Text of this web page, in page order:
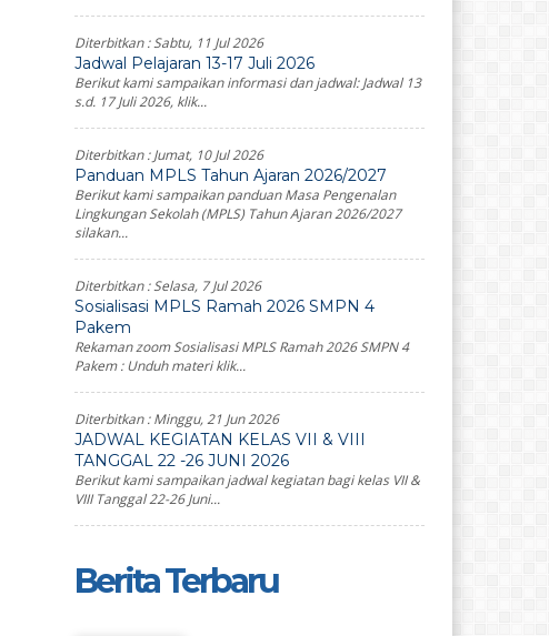
Diterbitkan :Sabtu, 11 Jul 2026
Jadwal Pelajaran 13-17 Juli 2026
Berikut kami sampaikan informasi dan jadwal: Jadwal 13
s.d. 17 Juli 2026, klik...
Diterbitkan :Jumat, 10 Jul 2026
Panduan MPLS Tahun Ajaran 2026/2027
Berikut kami sampaikan panduan Masa Pengenalan
Lingkungan Sekolah (MPLS) Tahun Ajaran 2026/2027
silakan...
Diterbitkan :Selasa, 7 Jul 2026
Sosialisasi MPLS Ramah 2026 SMPN 4
Pakem
Rekaman zoom Sosialisasi MPLS Ramah 2026 SMPN 4
Pakem : Unduh materi klik...
Diterbitkan :Minggu, 21 Jun 2026
JADWAL KEGIATAN KELAS VII & VIII
TANGGAL 22 -26 JUNI 2026
Berikut kami sampaikan jadwal kegiatan bagi kelas VII &
VIII Tanggal 22-26 Juni...
Berita Terbaru